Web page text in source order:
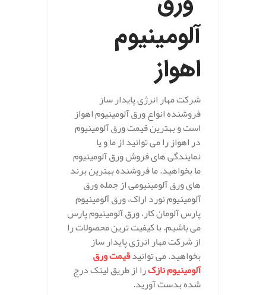
آلومینیوم
اهواز
شرکت مهار انرژی پایدار ساز
فروشنده انواع ورق آلومینیوم اهواز
است و بهترین قیمت ورق آلومینیوم
در اهواز را می توانید از ما و یا
نمایندگی های فروش ورق آلومینیوم
ما بخواهید. ما فروشنده بهترین برند
های ورق آلومینیومی از جمله ورق
آلومینیوم نورد اراک، ورق آلومینیوم
پارس آلومان کار، ورق آلومینیوم پارس
می باشیم. با کیفیت ترین محصولات را
از شرکت مهار انرژی پایدار ساز
بخواهید. می توانیدقیمت ورق
آلومینیوم نازکرا از طریق لینک درج
شده بدست آورید.